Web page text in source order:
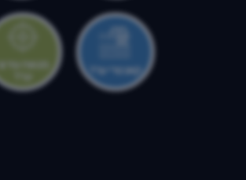
קאנטרי ערד
מטווח עירוני